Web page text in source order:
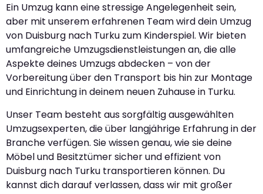
Ein Umzug kann eine stressige Angelegenheit sein,
aber mit unserem erfahrenen Team wird dein Umzug
von Duisburg nach Turku zum Kinderspiel. Wir bieten
umfangreiche Umzugsdienstleistungen an, die alle
Aspekte deines Umzugs abdecken – von der
Vorbereitung über den Transport bis hin zur Montage
und Einrichtung in deinem neuen Zuhause in Turku.
Unser Team besteht aus sorgfältig ausgewählten
Umzugsexperten, die über langjährige Erfahrung in der
Branche verfügen. Sie wissen genau, wie sie deine
Möbel und Besitztümer sicher und effizient von
Duisburg nach Turku transportieren können. Du
kannst dich darauf verlassen, dass wir mit großer